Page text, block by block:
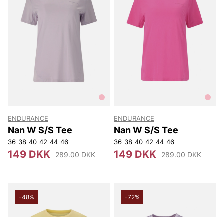
ENDURANCE
Nan W S/S Tee
36 38 40 42 44 46
149 DKK 289.00 DKK
ENDURANCE
Nan W S/S Tee
36 38 40 42 44 46
149 DKK 289.00 DKK
-48% -72%